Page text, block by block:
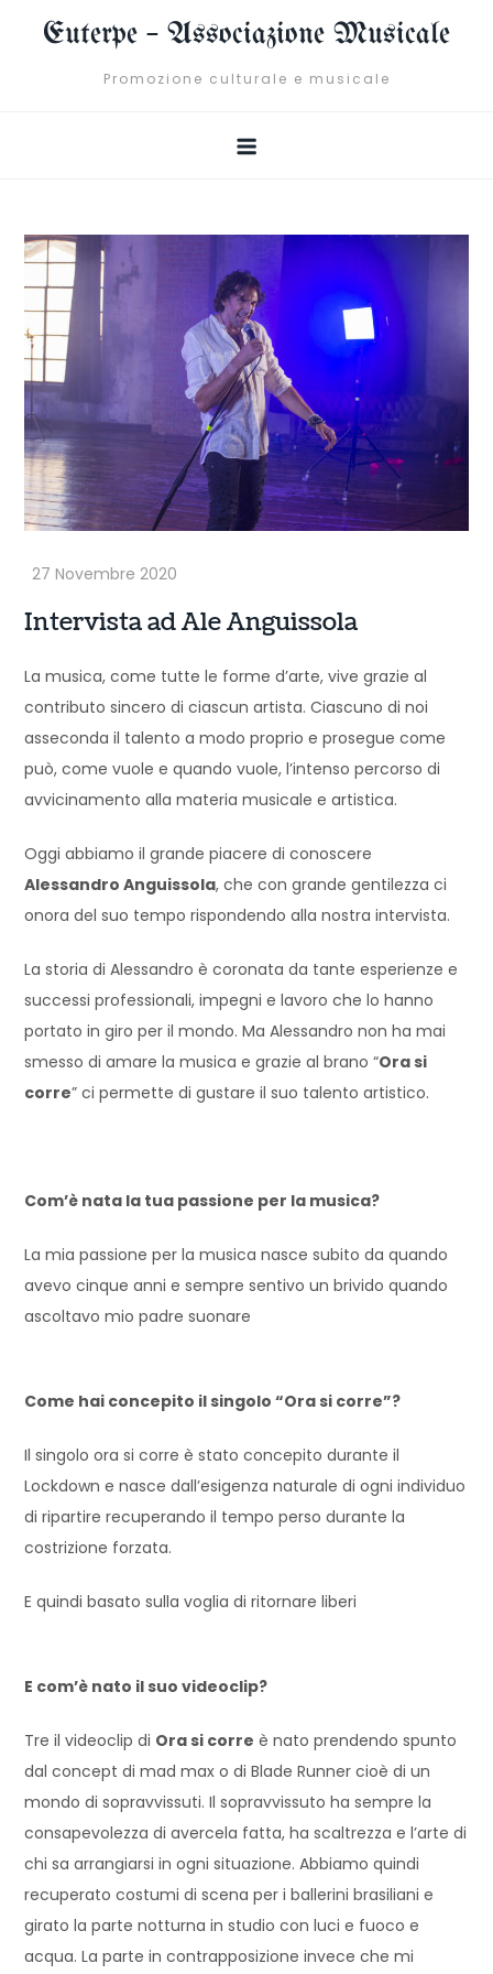
Euterpe – Associazione Musicale
Promozione culturale e musicale
Intervista ad Ale Anguissola
La musica, come tutte le forme d’arte, vive grazie al
contributo sincero di ciascun artista. Ciascuno di noi
asseconda il talento a modo proprio e prosegue come
può, come vuole e quando vuole, l’intenso percorso di
avvicinamento alla materia musicale e artistica.
Oggi abbiamo il grande piacere di conoscere
Alessandro Anguissola, che con grande gentilezza ci
onora del suo tempo rispondendo alla nostra intervista.
La storia di Alessandro è coronata da tante esperienze e
successi professionali, impegni e lavoro che lo hanno
portato in giro per il mondo. Ma Alessandro non ha mai
smesso di amare la musica e grazie al brano “Ora si
corre” ci permette di gustare il suo talento artistico.
Com’è nata la tua passione per la musica?
La mia passione per la musica nasce subito da quando
avevo cinque anni e sempre sentivo un brivido quando
ascoltavo mio padre suonare
Come hai concepito il singolo “Ora si corre”?
Il singolo ora si corre è stato concepito durante il
Lockdown e nasce dall’esigenza naturale di ogni individuo
di ripartire recuperando il tempo perso durante la
costrizione forzata.
E quindi basato sulla voglia di ritornare liberi
E com’è nato il suo videoclip?
Tre il videoclip di Ora si corre è nato prendendo spunto
dal concept di mad max o di Blade Runner cioè di un
mondo di sopravvissuti. Il sopravvissuto ha sempre la
consapevolezza di avercela fatta, ha scaltrezza e l’arte di
chi sa arrangiarsi in ogni situazione. Abbiamo quindi
recuperato costumi di scena per i ballerini brasiliani e
girato la parte notturna in studio con luci e fuoco e
acqua. La parte in contrapposizione invece che mi